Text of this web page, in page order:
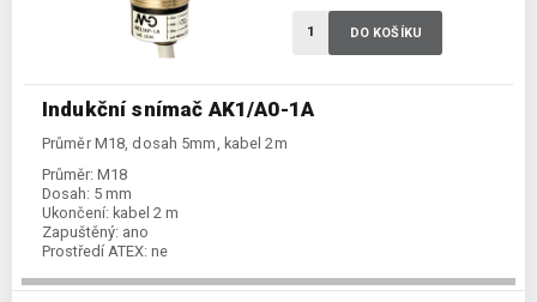
Indukční snímač AK1/A0-1A
Průměr M18, dosah 5mm, kabel 2m
Průměr: M18
Dosah: 5 mm
Ukončení: kabel 2 m
Zapuštěný: ano
Prostředí ATEX: ne
DO KOŠÍKU